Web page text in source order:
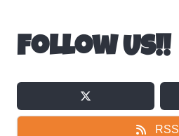
Follow Us!!
RSS